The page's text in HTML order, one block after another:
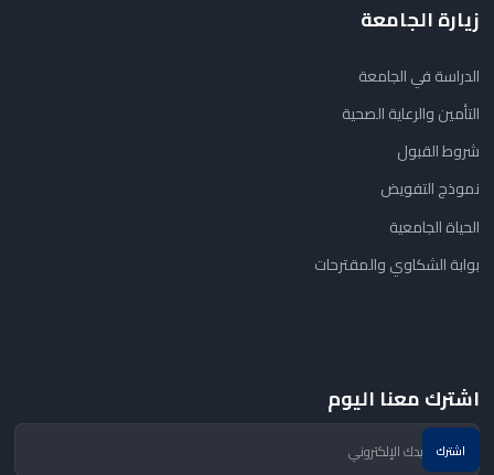
زيارة الجامعة
الدراسة في الجامعة
التأمين والرعاية الصحية
شروط القبول
نموذج التفويض
الحياة الجامعية
بوابة الشكاوي والمقترحات
اشترك معنا اليوم